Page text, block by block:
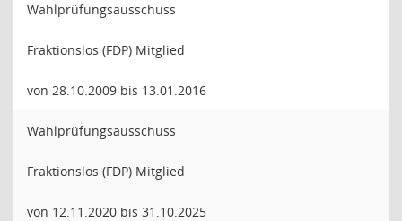
Wahlprüfungsausschuss
Fraktionslos (FDP) Mitglied
von 28.10.2009 bis 13.01.2016
Wahlprüfungsausschuss
Fraktionslos (FDP) Mitglied
von 12.11.2020 bis 31.10.2025